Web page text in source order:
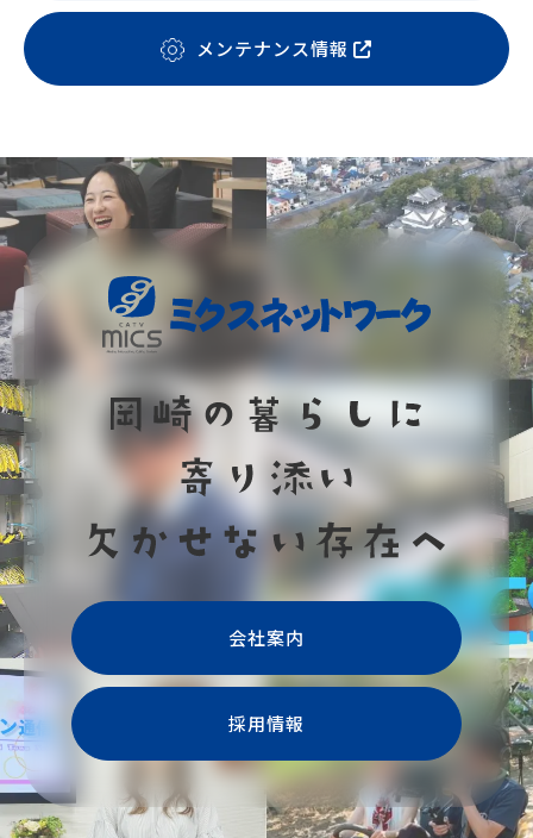
メンテナンス情報
会社案内
採用情報